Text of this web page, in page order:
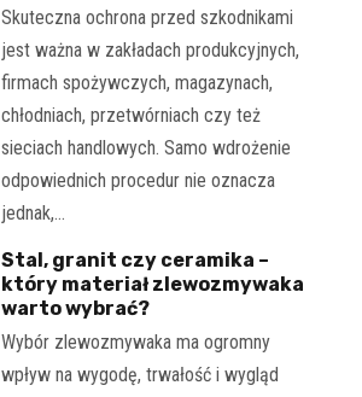
Skuteczna ochrona przed szkodnikami
jest ważna w zakładach produkcyjnych,
firmach spożywczych, magazynach,
chłodniach, przetwórniach czy też
sieciach handlowych. Samo wdrożenie
odpowiednich procedur nie oznacza
jednak,…
Stal, granit czy ceramika –
który materiał zlewozmywaka
warto wybrać?
Wybór zlewozmywaka ma ogromny
wpływ na wygodę, trwałość i wygląd